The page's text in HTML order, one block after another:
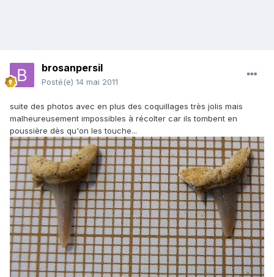
brosanpersil
Posté(e) 14 mai 2011
suite des photos avec en plus des coquillages très jolis mais
malheureusement impossibles à récolter car ils tombent en
poussière dès qu'on les touche...